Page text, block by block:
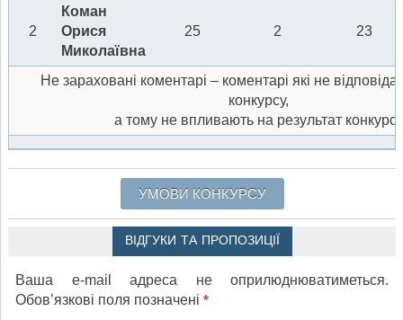
2
Коман
Орися
Миколаївна
25 2 23
Не зараховані коментарі – коментарі які не
конкурсу,
а тому не впливають на результат конкурсу
УМОВИ КОНКУРСУ
ВІДГУКИ ТА ПРОПОЗИЦІЇ
Ваша e-mail адреса не оприлюднюватиметься.
Обов’язкові поля позначені *